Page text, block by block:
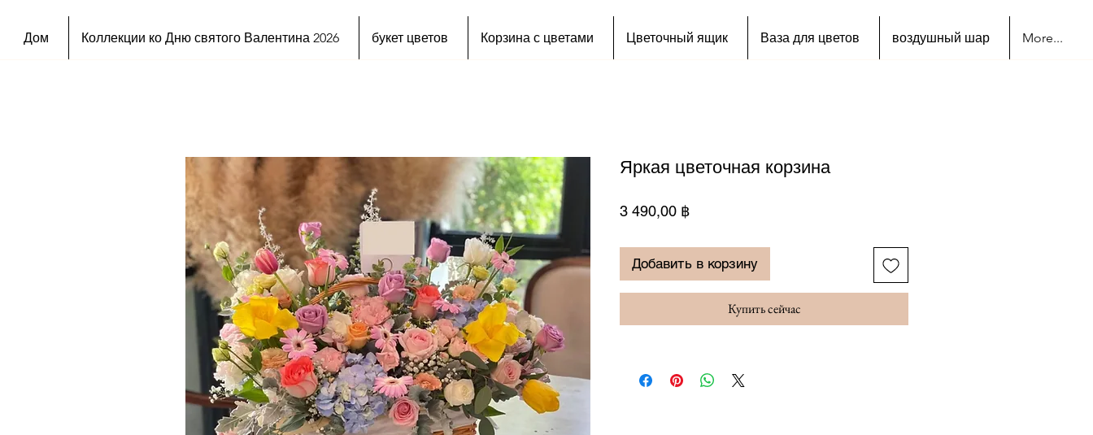
Дом Коллекции ко Дню святого Валентина 2026 букет цветов Корзина с цветами Цветочный ящик Ваза для цветов воздушный шар More...
Яркая цветочная корзина
3 490,00 ฿Цена
Добавить в корзину
Купить сейчас